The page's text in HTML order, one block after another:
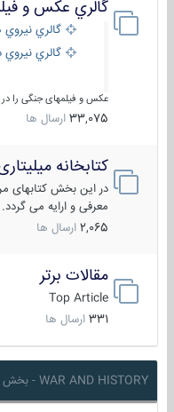
گالري عكس و فيلم
گالري نيروي
گالري نيروي
عکس و فیلمهای جنگی را در
33,075 ارسال ها
کتابخانه میلیتاری
در این بخش کتابهای
معرفی و ارایه می گردد.
2,065 ارسال ها
مقالات برتر
Top Article
331 ارسال ها
WAR AND HISTORY - بخش جنگ و تاریخ